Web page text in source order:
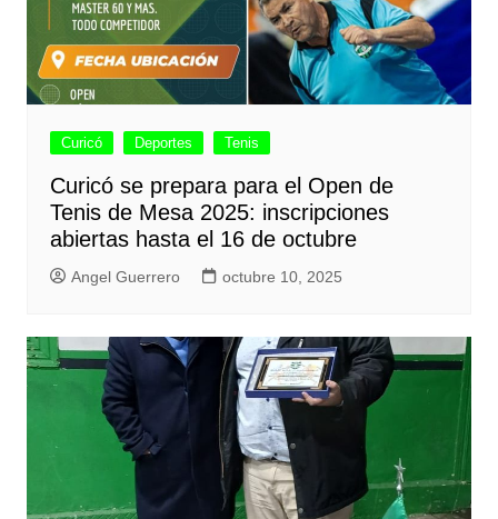
Curicó Deportes Tenis
Curicó se prepara para el Open de
Tenis de Mesa 2025: inscripciones
abiertas hasta el 16 de octubre
Angel Guerrero octubre 10, 2025